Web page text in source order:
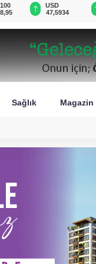
USD
47,5934
Sağlık Magazin